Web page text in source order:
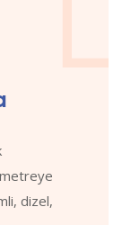
dizel,